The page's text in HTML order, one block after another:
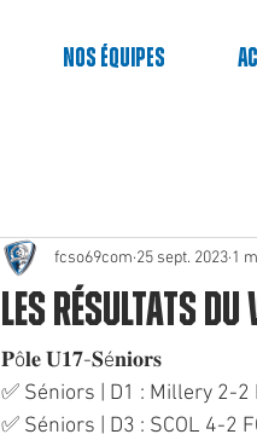
nos équipes
Les résultats
fcso69com 25 sept. 2023 1
𝐏ô𝐥𝐞 𝐔𝟏𝟕-𝐒é𝐧𝐢𝐨𝐫𝐬
✅ Séniors | D1 : Millery 2-2
✅ Séniors | D3 : SCOL 4-2